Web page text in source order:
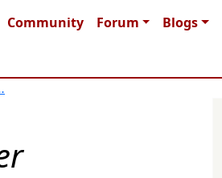
Community Forum Blogs